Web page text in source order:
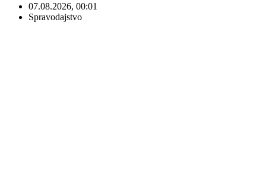
07.08.2026, 00:01
Spravodajstvo